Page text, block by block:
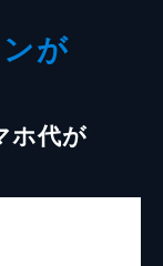
が
ホ代が